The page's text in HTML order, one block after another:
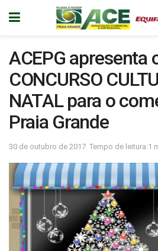
ACEPG apresenta
CONCURSO
NATAL para o
Praia Grande
30 de outubro de 2017 Tempo de leitura:1